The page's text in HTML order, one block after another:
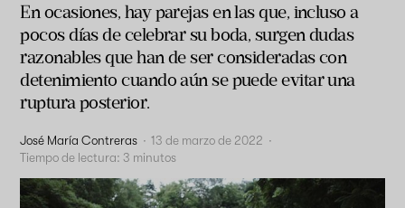
En ocasiones, hay parejas en las que, incluso a
pocos días de celebrar su boda, surgen dudas
razonables que han de ser consideradas con
detenimiento cuando aún se puede evitar una
ruptura posterior.
José María Contreras · 13 de marzo de 2022 ·
Tiempo de lectura: 3 minutos